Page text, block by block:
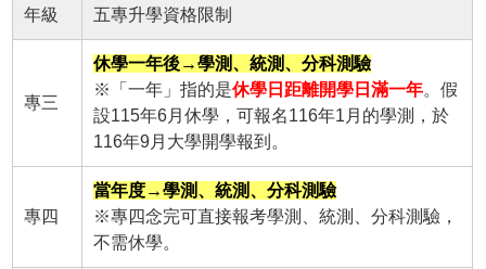
年級 五專升學資格限制
專三
休學一年後→學測、統測、分科測驗
※「一年」指的是休學日距離開學日滿一年。假
設115年6月休學，可報名116年1月的學測，於
116年9月大學開學報到。
專四
當年度→學測、統測、分科測驗
※專四念完可直接報考學測、統測、分科測驗，
不需休學。